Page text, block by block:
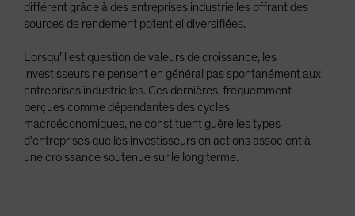
différent grâce à des entreprises industrielles offrant des
sources de rendement potentiel diversifiées.
Lorsqu’il est question de valeurs de croissance, les
investisseurs ne pensent en général pas spontanément aux
entreprises industrielles. Ces dernières, fréquemment
perçues comme dépendantes des cycles
macroéconomiques, ne constituent guère les types
d’entreprises que les investisseurs en actions associent à
une croissance soutenue sur le long terme.